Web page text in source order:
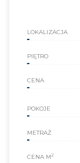
LOKALIZACJA
PIĘTRO
CENA
POKOJE
METRAŻ
CENA M2